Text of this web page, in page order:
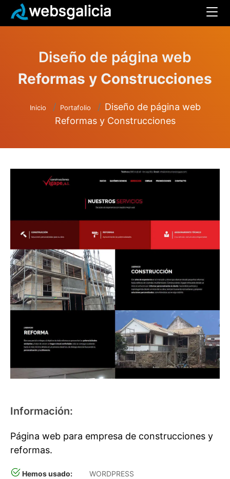
Diseño de página web
Reformas y Construcciones
Inicio Portafolio
Diseño de página web
Reformas y Construcciones
Información:
Página web para empresa de construcciones y
reformas.
Hemos usado:
WORDPRESS